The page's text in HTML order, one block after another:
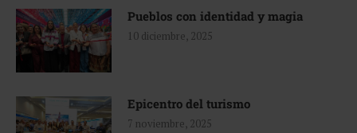
Pueblos con identidad y magia
10 diciembre, 2025
Epicentro del turismo
7 noviembre, 2025